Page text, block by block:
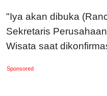
"Iya akan dibuka
Sekretaris
Wisata saat
Sponsored